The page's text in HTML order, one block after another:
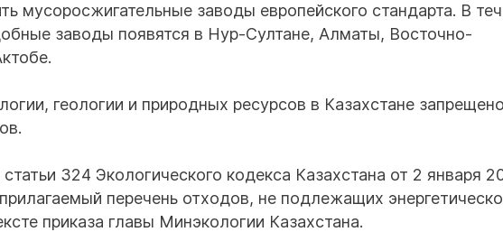
мусоросжигательные заводы европейского стандарта. В
заводы появятся в Нур-Султане, Алматы, Восточно-
геологии и природных ресурсов в Казахстане
324 Экологического кодекса Казахстана от 2 января
перечень отходов, не подлежащих
приказа главы Минэкологии Казахстана.